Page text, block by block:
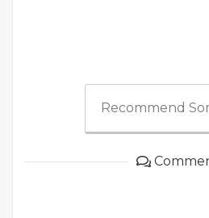
Recommend